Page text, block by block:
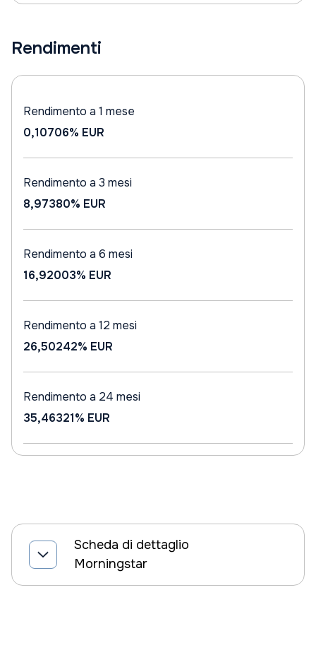
Rendimenti
Rendimento a 1 mese
0,10706% EUR
Rendimento a 3 mesi
8,97380% EUR
Rendimento a 6 mesi
16,92003% EUR
Rendimento a 12 mesi
26,50242% EUR
Rendimento a 24 mesi
35,46321% EUR
Scheda di dettaglio
Morningstar